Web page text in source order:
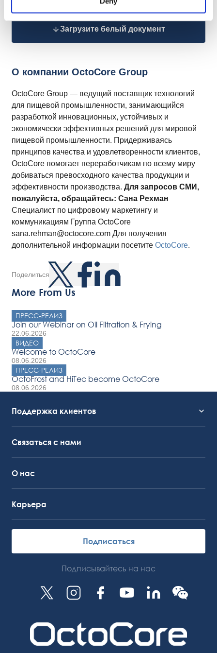
Поделиться
Загрузите белый документ
О компании OctoCore Group
OctoCore Group — ведущий поставщик технологий
для пищевой промышленности, занимающийся
разработкой инновационных, устойчивых и
экономически эффективных решений для мировой
пищевой промышленности. Придерживаясь
принципов качества и удовлетворенности клиентов,
OctoCore помогает переработчикам по всему миру
добиваться превосходного качества продукции и
эффективности производства. Для запросов СМИ,
пожалуйста, обращайтесь: Сана Рехман
Специалист по цифровому маркетингу и
коммуникациям Группа OctoCore
sana.rehman@octocore.com Для получения
дополнительной информации посетите OctoCore.
More From Us
ПРЕСС-РЕЛИЗ
Join our Webinar on Oil Filtration & Frying
22.06.2026
ВИДЕО
Welcome to OctoCore
08.06.2026
ПРЕСС-РЕЛИЗ
OctoFrost and HiTec become OctoCore
08.06.2026
Поддержка клиентов
Связаться с нами
О нас
Карьера
Подписаться
Подписывайтесь на нас